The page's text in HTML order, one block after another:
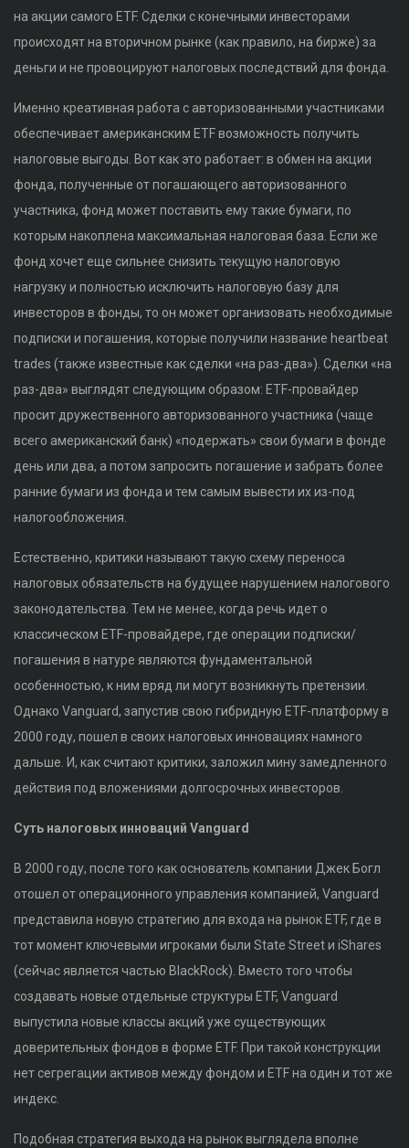
на акции самого ETF. Сделки с конечными инвесторами
происходят на вторичном рынке (как правило, на бирже) за
деньги и не провоцируют налоговых последствий для фонда.
Именно креативная работа с авторизованными участниками
обеспечивает американским ETF возможность получить
налоговые выгоды. Вот как это работает: в обмен на акции
фонда, полученные от погашающего авторизованного
участника, фонд может поставить ему такие бумаги, по
которым накоплена максимальная налоговая база. Если же
фонд хочет еще сильнее снизить текущую налоговую
нагрузку и полностью исключить налоговую базу для
инвесторов в фонды, то он может организовать необходимые
подписки и погашения, которые получили название heartbeat
trades (также известные как сделки «на раз-два»). Сделки «на
раз-два» выглядят следующим образом: ETF-провайдер
просит дружественного авторизованного участника (чаще
всего американский банк) «подержать» свои бумаги в фонде
день или два, а потом запросить погашение и забрать более
ранние бумаги из фонда и тем самым вывести их из-под
налогообложения.
Естественно, критики называют такую схему переноса
налоговых обязательств на будущее нарушением налогового
законодательства. Тем не менее, когда речь идет о
классическом ETF-провайдере, где операции подписки/
погашения в натуре являются фундаментальной
особенностью, к ним вряд ли могут возникнуть претензии.
Однако Vanguard, запустив свою гибридную ETF-платформу в
2000 году, пошел в своих налоговых инновациях намного
дальше. И, как считают критики, заложил мину замедленного
действия под вложениями долгосрочных инвесторов.
Суть налоговых инноваций Vanguard
В 2000 году, после того как основатель компании Джек Богл
отошел от операционного управления компанией, Vanguard
представила новую стратегию для входа на рынок ETF, где в
тот момент ключевыми игроками были State Street и iShares
(сейчас является частью BlackRock). Вместо того чтобы
создавать новые отдельные структуры ETF, Vanguard
выпустила новые классы акций уже существующих
доверительных фондов в форме ETF. При такой конструкции
нет сегрегации активов между фондом и ETF на один и тот же
индекс.
Подобная стратегия выхода на рынок выглядела вполне